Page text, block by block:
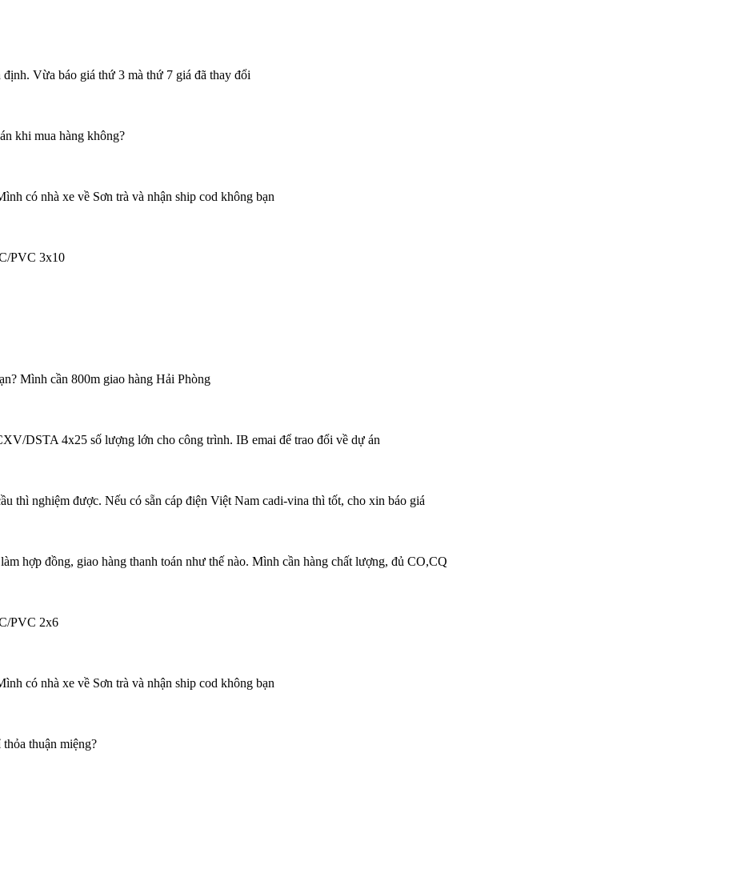
Vừa báo giá thứ 3 mà thứ 7 giá đã thay đổi
khi mua hàng không?
có nhà xe về Sơn trà và nhận ship cod không bạn
PVC 3x10
Mình cần 800m giao hàng Hải Phòng
DSTA 4x25 số lượng lớn cho công trình. IB emai để trao đổi về dự án
thì nghiệm được. Nếu có sẵn cáp điện Việt Nam cadi-vina thì tốt, cho xin báo giá
hợp đồng, giao hàng thanh toán như thế nào. Mình cần hàng chất lượng, đủ CO,CQ
PVC 2x6
có nhà xe về Sơn trà và nhận ship cod không bạn
thuận miệng?